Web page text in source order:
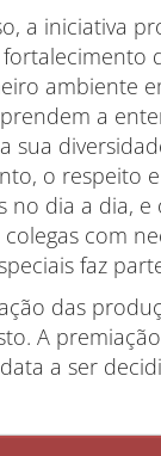
a iniciativa
ambiente
a
sua
o respeito
no dia a dia,
com
faz
das
A
a ser